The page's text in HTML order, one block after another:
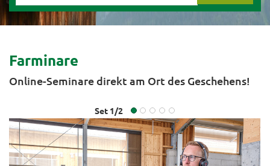
Farminare
Online-Seminare direkt am Ort des Geschehens!
Set 1/2